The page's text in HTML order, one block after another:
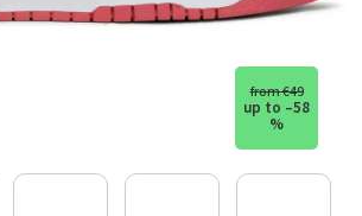
from €49
up to –58
%